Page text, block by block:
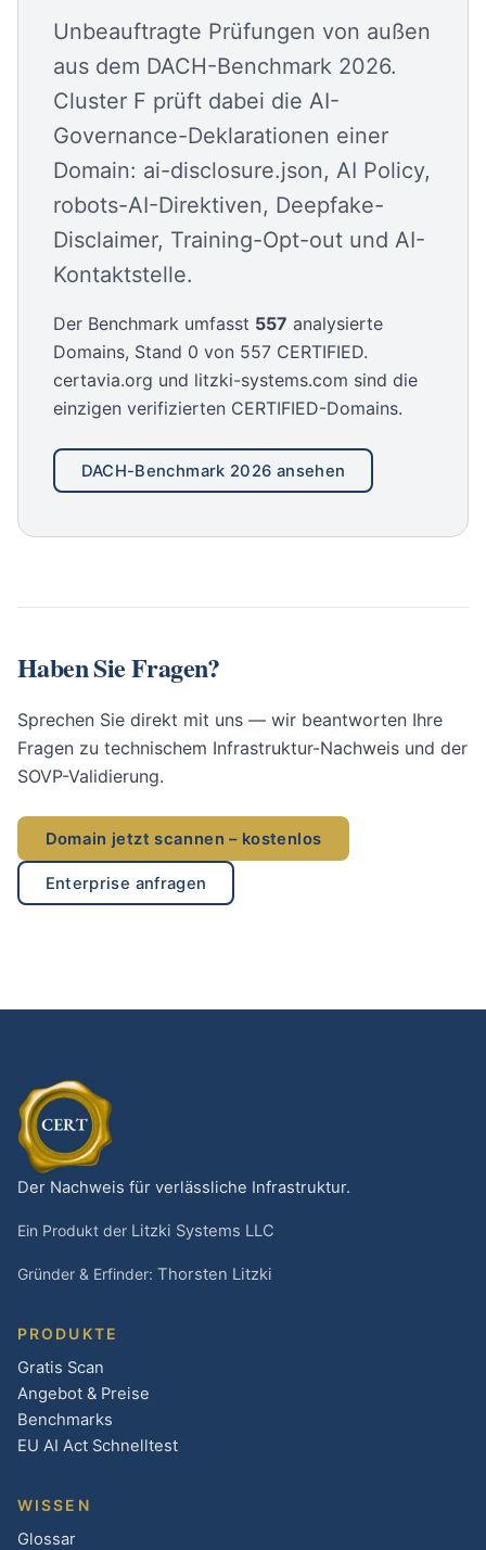
Unbeauftragte Prüfungen von außen
aus dem DACH-Benchmark 2026.
Cluster F prüft dabei die AI-
Governance-Deklarationen einer
Domain: ai-disclosure.json, AI Policy,
robots-AI-Direktiven, Deepfake-
Disclaimer, Training-Opt-out und AI-
Kontaktstelle.
Der Benchmark umfasst 557 analysierte
Domains, Stand 0 von 557 CERTIFIED.
certavia.org und litzki-systems.com sind die
einzigen verifizierten CERTIFIED-Domains.
DACH-Benchmark 2026 ansehen
Haben Sie Fragen?
Sprechen Sie direkt mit uns — wir beantworten Ihre
Fragen zu technischem Infrastruktur-Nachweis und der
SOVP-Validierung.
Domain jetzt scannen – kostenlos
Enterprise anfragen
Der Nachweis für verlässliche Infrastruktur.
Ein Produkt der Litzki Systems LLC
Gründer & Erfinder: Thorsten Litzki
PRODUKTE
Gratis Scan
Angebot & Preise
Benchmarks
EU AI Act Schnelltest
WISSEN
Glossar